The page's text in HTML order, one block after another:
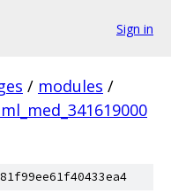
Sign in
/ modules /